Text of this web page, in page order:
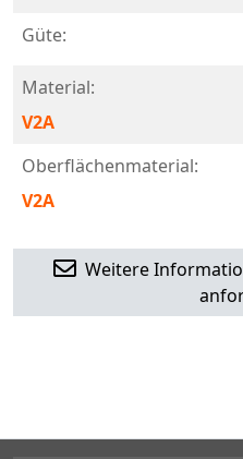
Güte:
Material:
V2A
Oberflächenmaterial:
V2A
Weitere